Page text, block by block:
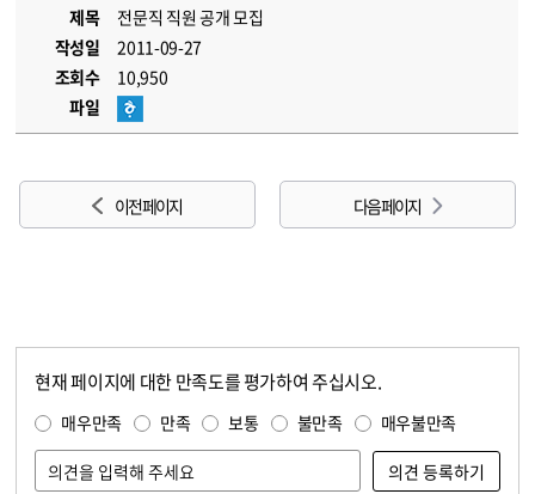
제목
전문직 직원 공개 모집
작성일
2011-09-27
조회수
10,950
파일
이전 페이지 다음 페이지
현재 페이지에 대한 만족도를 평가하여 주십시오.
매우만족 만족 보통 불만족 매우불만족